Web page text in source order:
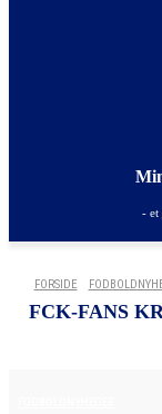
- et
FORSIDE
FCK-FANS